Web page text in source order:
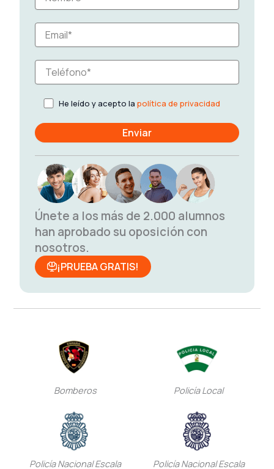
He leído y acepto la política de privacidad
Únete a los más de 2.000 alumnos
han aprobado su oposición con
nosotros.
¡PRUEBA GRATIS!
Bomberos Policía Local
Policía Nacional Escala Policía Nacional Escala